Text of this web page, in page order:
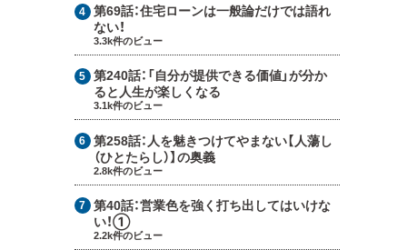
第69話：住宅ローンは一般論だけでは語れ
ない！
3.3k件のビュー
第240話： 「自分が提供できる価値」が分か
ると人生が楽しくなる
3.1k件のビュー
第258話： 人を魅きつけてやまない【人蕩し
（ひとたらし）】の奥義
2.8k件のビュー
第40話：営業色を強く打ち出してはいけな
い！①
2.2k件のビュー